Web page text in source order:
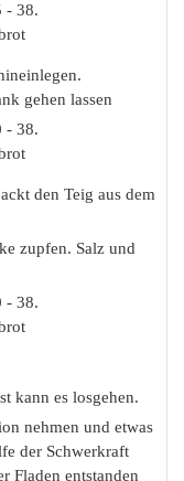
gehen lassen
den Teig aus dem
zupfen. Salz und
kann es losgehen.
nehmen und etwas
der Schwerkraft
Fladen entstanden